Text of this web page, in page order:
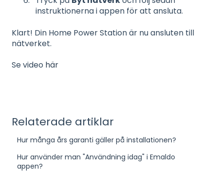
instruktionerna i appen för att ansluta.
Klart! Din Home Power Station är nu ansluten till
nätverket.
Se video här
Relaterade artiklar
Hur många års garanti gäller på installationen?
Hur använder man "Användning idag" i Emaldo
appen?